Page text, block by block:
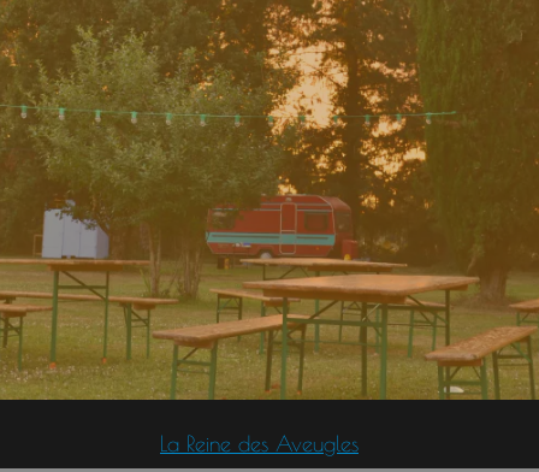
La Reine des Aveugles